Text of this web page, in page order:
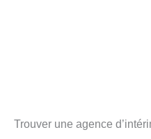
Trouver une agence